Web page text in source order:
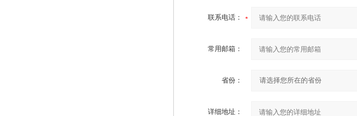
联系电话：
常用邮箱：
省份：
详细地址：